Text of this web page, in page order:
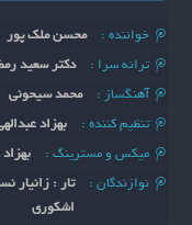
خواننده :
محسن ملک پور
ترانه سرا :
دکتر سعید
آهنگساز :
محمد سیحونی
تنظیم کننده :
بهزاد
میکس و مسترینگ :
نوازندگان :
تار : زانیار
اشکوری